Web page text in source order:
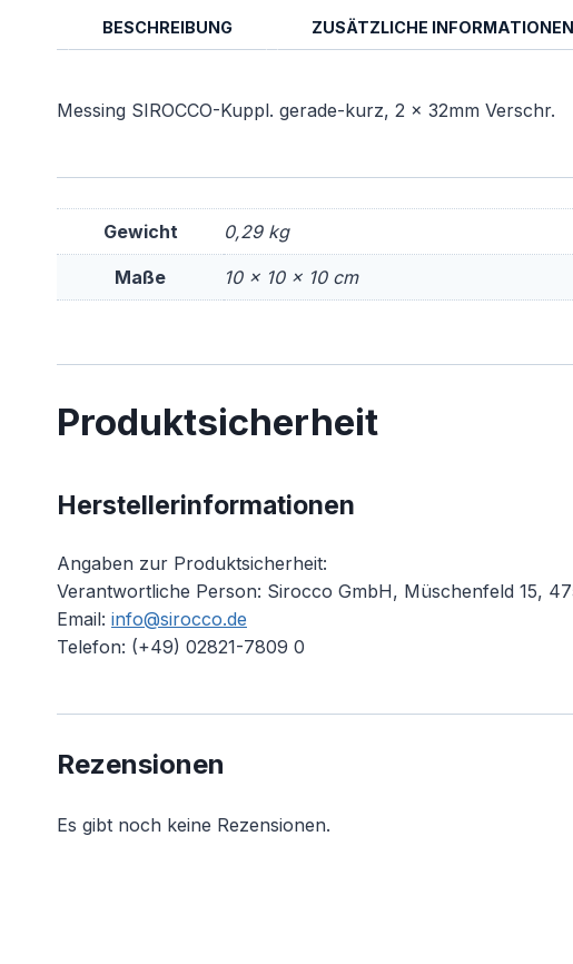
BESCHREIBUNG ZUSÄTZLICHE INFORMATIONEN
Messing SIROCCO-Kuppl. gerade-kurz, 2 x 32mm Verschr.
Gewicht 0,29 kg
Maße 10 × 10 × 10 cm
Produktsicherheit
Herstellerinformationen
Angaben zur Produktsicherheit:
Verantwortliche Person: Sirocco GmbH, Müschenfeld 15,
Email: info@sirocco.de
Telefon: (+49) 02821-7809 0
Rezensionen
Es gibt noch keine Rezensionen.